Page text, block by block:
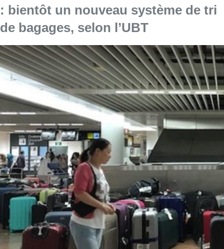
: bientôt un nouveau système de tri
de bagages, selon l’UBT